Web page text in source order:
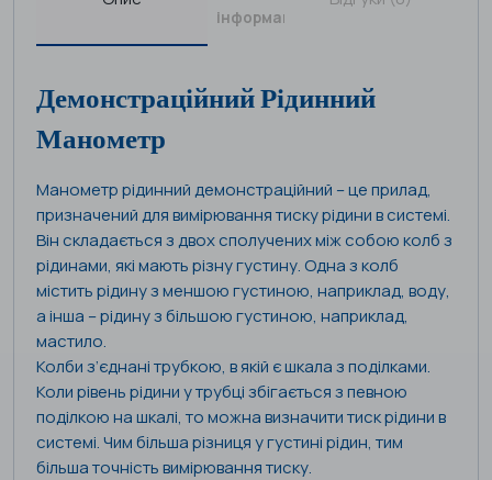
інформація
Демонстраційний Рідинний
Манометр
Манометр рідинний демонстраційний – це прилад,
призначений для вимірювання тиску рідини в системі.
Він складається з двох сполучених між собою колб з
рідинами, які мають різну густину. Одна з колб
містить рідину з меншою густиною, наприклад, воду,
а інша – рідину з більшою густиною, наприклад,
мастило.
Колби з’єднані трубкою, в якій є шкала з поділками.
Коли рівень рідини у трубці збігається з певною
поділкою на шкалі, то можна визначити тиск рідини в
системі. Чим більша різниця у густині рідин, тим
більша точність вимірювання тиску.